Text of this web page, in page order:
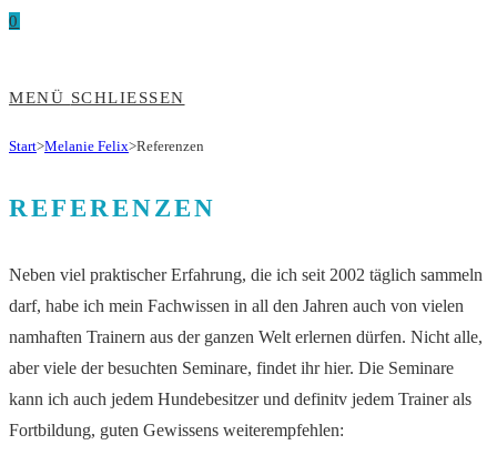
0
MENÜ SCHLIESSEN
Start>Melanie Felix>Referenzen
REFERENZEN
Neben viel praktischer Erfahrung, die ich seit 2002 täglich sammeln
darf, habe ich mein Fachwissen in all den Jahren auch von vielen
namhaften Trainern aus der ganzen Welt erlernen dürfen. Nicht alle,
aber viele der besuchten Seminare, findet ihr hier. Die Seminare
kann ich auch jedem Hundebesitzer und definitv jedem Trainer als
Fortbildung, guten Gewissens weiterempfehlen: